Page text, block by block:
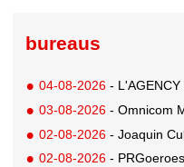
bureaus
04-08-2026 - L'AGENCY is
03-08-2026 - Omnicom Media als
02-08-2026 - Joaquin Cubria en Ignacio
02-08-2026 - PRGoeroes